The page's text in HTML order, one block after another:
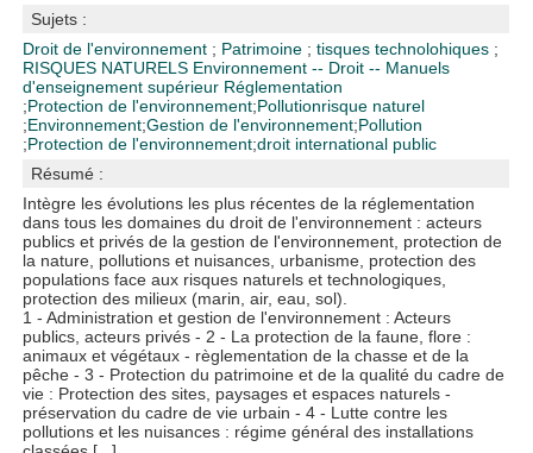
Sujets :
Droit de l'environnement ; Patrimoine ;tisques technolohiques ;
RISQUES NATURELS Environnement -- Droit -- Manuels
d'enseignement supérieur Réglementation
;Protection de l'environnement;Pollutionrisque naturel
;Environnement;Gestion de l'environnement;Pollution
;Protection de l'environnement;droit international public
Résumé :
Intègre les évolutions les plus récentes de la réglementation
dans tous les domaines du droit de l'environnement : acteurs
publics et privés de la gestion de l'environnement, protection de
la nature, pollutions et nuisances, urbanisme, protection des
populations face aux risques naturels et technologiques,
protection des milieux (marin, air, eau, sol).
1 - Administration et gestion de l'environnement : Acteurs
publics, acteurs privés - 2 - La protection de la faune, flore :
animaux et végétaux - règlementation de la chasse et de la
pêche - 3 - Protection du patrimoine et de la qualité du cadre de
vie : Protection des sites, paysages et espaces naturels -
préservation du cadre de vie urbain - 4 - Lutte contre les
pollutions et les nuisances : régime général des installations